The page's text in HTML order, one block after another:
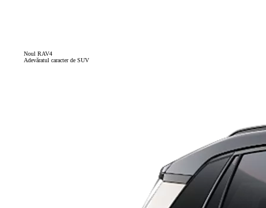
Noul RAV4
Adevăratul caracter de SUV